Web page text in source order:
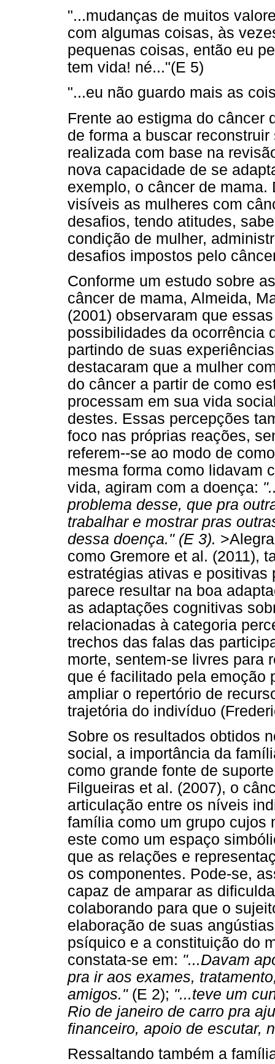
"...mudanças de muitos
com algumas coisas, às
pequenas coisas, então eu
tem vida! né..."(E 5)
"...eu não guardo mais as
Frente ao estigma do câncer
de forma a buscar
realizada com base na
nova capacidade de se
exemplo, o câncer de
visíveis as mulheres com
desafios, tendo atitudes,
condição de mulher,
desafios impostos pelo
Conforme um estudo sobre
câncer de mama, Almeida,
(2001) observaram que
possibilidades da ocorrência
partindo de suas
destacaram que a mulher
do câncer a partir de como
processam em sua vida
destes. Essas percepções
foco nas próprias reações,
referem--se ao modo de
mesma forma como lidavam
vida, agiram com a doença:
problema desse, que pra
trabalhar e mostrar pras
dessa doença." (E 3).
como Gremore et al. (2011),
estratégias ativas e positivas
parece resultar na boa
as adaptações cognitivas
relacionadas à categoria
trechos das falas das
morte, sentem-se livres para
que é facilitado pela emoção
ampliar o repertório de
trajetória do indivíduo
Sobre os resultados obtidos
social, a importância da
como grande fonte de
Filgueiras et al. (2007), o
articulação entre os níveis
família como um grupo cujos
este como um espaço
que as relações e
os componentes. Pode-se,
capaz de amparar as
colaborando para que o
elaboração de suas
psíquico e a constituição do
constata-se em: "...Davam
pra ir aos exames,
amigos."(E 2); "...teve um
Rio de janeiro de carro pra
financeiro, apoio de escutar,
Ressaltando também a